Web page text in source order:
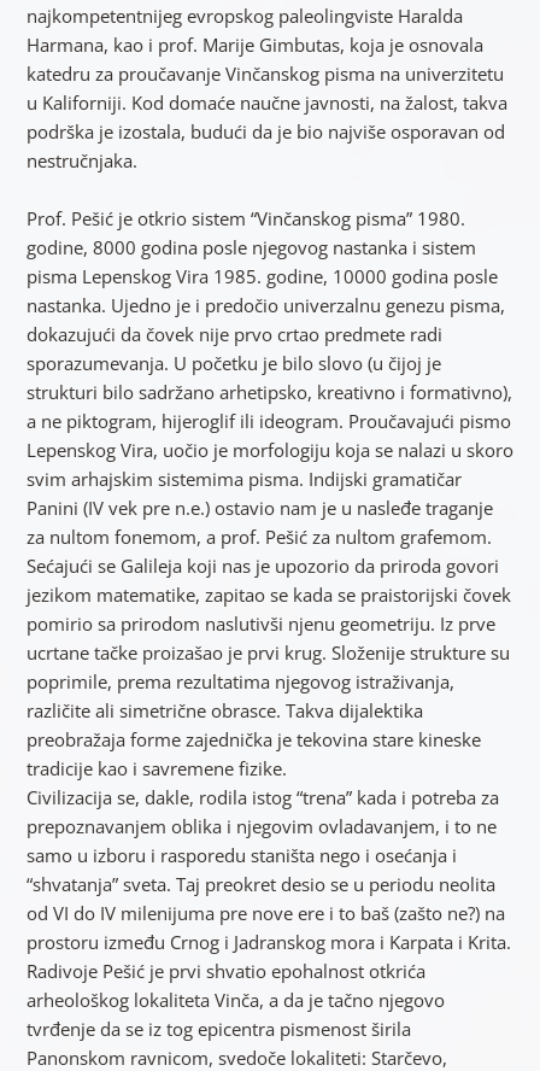
najkompetentnijeg evropskog paleolingviste Haralda
Harmana, kao i prof. Marije Gimbutas, koja je osnovala
katedru za proučavanje Vinčanskog pisma na univerzitetu
u Kaliforniji. Kod domaće naučne javnosti, na žalost, takva
podrška je izostala, budući da je bio najviše osporavan od
nestručnjaka.
Prof. Pešić je otkrio sistem “Vinčanskog pisma” 1980.
godine, 8000 godina posle njegovog nastanka i sistem
pisma Lepenskog Vira 1985. godine, 10000 godina posle
nastanka. Ujedno je i predočio univerzalnu genezu pisma,
dokazujući da čovek nije prvo crtao predmete radi
sporazumevanja. U početku je bilo slovo (u čijoj je
strukturi bilo sadržano arhetipsko, kreativno i formativno),
a ne piktogram, hijeroglif ili ideogram. Proučavajući pismo
Lepenskog Vira, uočio je morfologiju koja se nalazi u skoro
svim arhajskim sistemima pisma. Indijski gramatičar
Panini (IV vek pre n.e.) ostavio nam je u nasleđe traganje
za nultom fonemom, a prof. Pešić za nultom grafemom.
Sećajući se Galileja koji nas je upozorio da priroda govori
jezikom matematike, zapitao se kada se praistorijski čovek
pomirio sa prirodom naslutivši njenu geometriju. Iz prve
ucrtane tačke proizašao je prvi krug. Složenije strukture su
poprimile, prema rezultatima njegovog istraživanja,
različite ali simetrične obrasce. Takva dijalektika
preobražaja forme zajednička je tekovina stare kineske
tradicije kao i savremene fizike.
Civilizacija se, dakle, rodila istog “trena” kada i potreba za
prepoznavanjem oblika i njegovim ovladavanjem, i to ne
samo u izboru i rasporedu staništa nego i osećanja i
“shvatanja” sveta. Taj preokret desio se u periodu neolita
od VI do IV milenijuma pre nove ere i to baš (zašto ne?) na
prostoru između Crnog i Jadranskog mora i Karpata i Krita.
Radivoje Pešić je prvi shvatio epohalnost otkrića
arheološkog lokaliteta Vinča, a da je tačno njegovo
tvrđenje da se iz tog epicentra pismenost širila
Panonskom ravnicom, svedoče lokaliteti: Starčevo,